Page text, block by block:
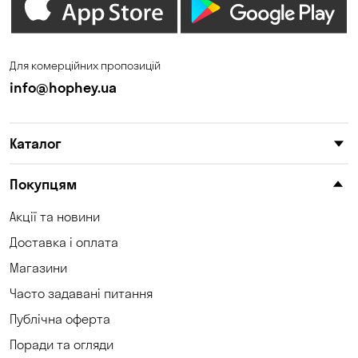
Дніпро Зазим’є
Кам'янське
Корсунці
Коцюбинське
Кривий Ріг
Кропивницький
Для комерційних пропозицій
info@hophey.ua
Каталог
Покупцям
Акції та новини
Доставка і оплата
Магазини
Часто задавані питання
Публічна оферта
Поради та огляди